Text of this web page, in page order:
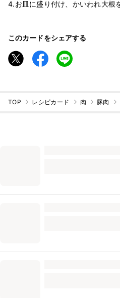
このカードをシェアする
TOP レシピカード 肉 豚肉